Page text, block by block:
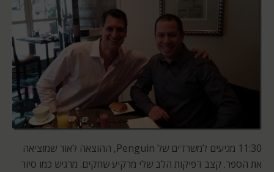
11:30 מגיעים למשרדים של Penguin, ההוצאה לאור שמוציאה
את הספר. קצב דפיקות הלב שלי מרקיע שחקים. מרגיש כמו סיור